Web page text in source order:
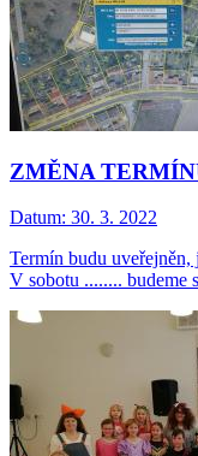
ZMĚNA
Datum: 30. 3. 2022
Termín budu
V sobotu ........ budeme